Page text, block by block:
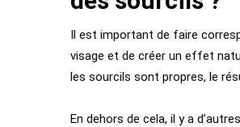
Il est important de faire
visage et de créer un effet
les sourcils sont propres, le
En dehors de cela, il y a